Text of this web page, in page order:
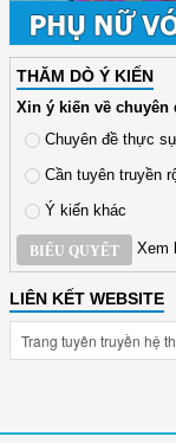
THĂM DÒ Ý KIẾN
Xin ý kiến về chuyên
Chuyên đề thực
Cần tuyên truyền
Ý kiến khác
BIỂU QUYẾT Xem
LIÊN KẾT WEBSITE